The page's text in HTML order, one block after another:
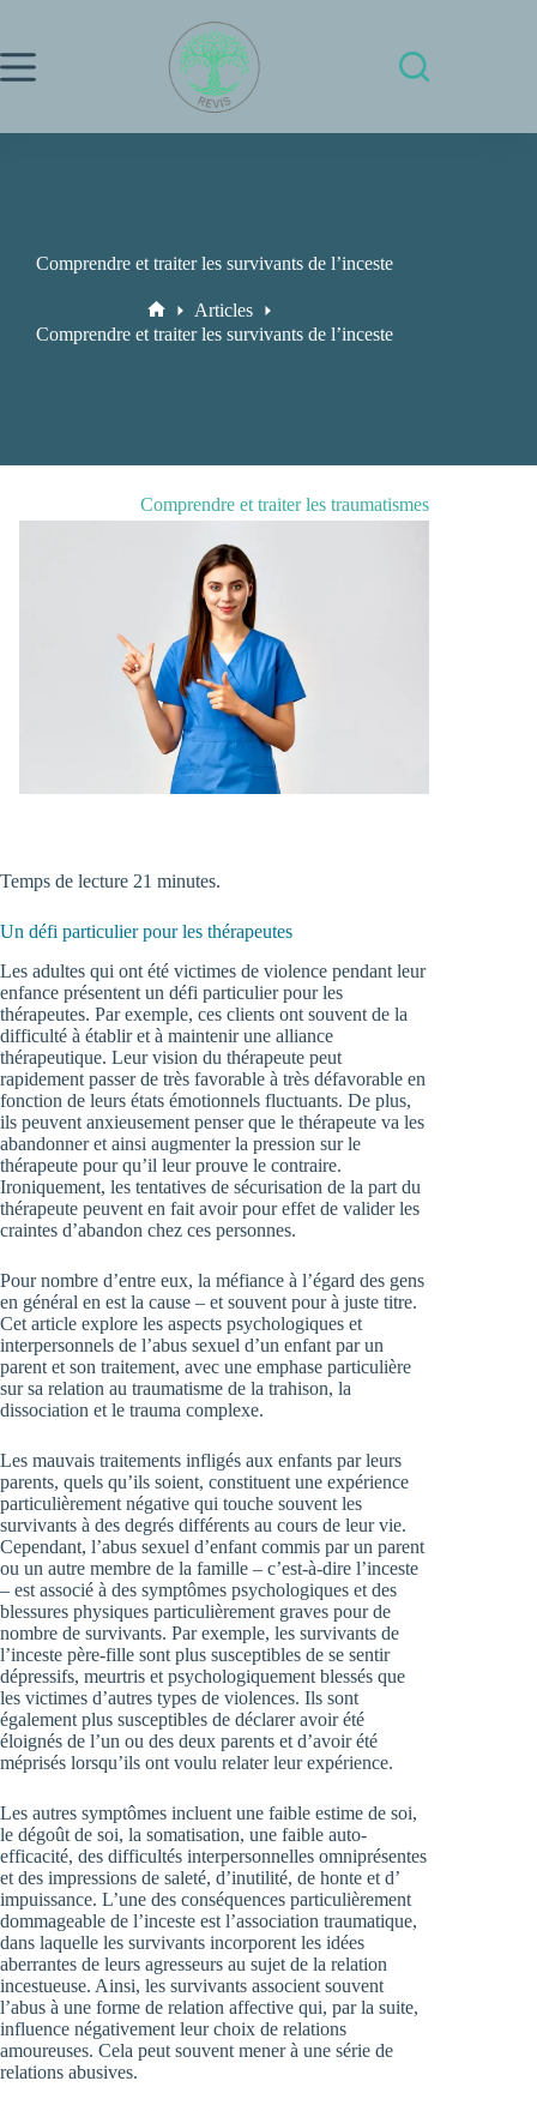
contenu
Comprendre et traiter les survivants de l’inceste
Accueil
Articles
Comprendre et traiter les survivants de l’inceste
Comprendre et traiter les traumatismes
Temps de lecture 21 minutes.
Un défi particulier pour les thérapeutes
Les adultes qui ont été victimes de violence pendant leur
enfance présentent un défi particulier pour les
thérapeutes. Par exemple, ces clients ont souvent de la
difficulté à établir et à maintenir une alliance
thérapeutique. Leur vision du thérapeute peut
rapidement passer de très favorable à très défavorable en
fonction de leurs états émotionnels fluctuants. De plus,
ils peuvent anxieusement penser que le thérapeute va les
abandonner et ainsi augmenter la pression sur le
thérapeute pour qu’il leur prouve le contraire.
Ironiquement, les tentatives de sécurisation de la part du
thérapeute peuvent en fait avoir pour effet de valider les
craintes d’abandon chez ces personnes.
Pour nombre d’entre eux, la méfiance à l’égard des gens
en général en est la cause – et souvent pour à juste titre.
Cet article explore les aspects psychologiques et
interpersonnels de l’abus sexuel d’un enfant par un
parent et son traitement, avec une emphase particulière
sur sa relation au traumatisme de la trahison, la
dissociation et le trauma complexe.
Les mauvais traitements infligés aux enfants par leurs
parents, quels qu’ils soient, constituent une expérience
particulièrement négative qui touche souvent les
survivants à des degrés différents au cours de leur vie.
Cependant, l’abus sexuel d’enfant commis par un parent
ou un autre membre de la famille – c’est-à-dire l’inceste
– est associé à des symptômes psychologiques et des
blessures physiques particulièrement graves pour de
nombre de survivants. Par exemple, les survivants de
l’inceste père-fille sont plus susceptibles de se sentir
dépressifs, meurtris et psychologiquement blessés que
les victimes d’autres types de violences. Ils sont
également plus susceptibles de déclarer avoir été
éloignés de l’un ou des deux parents et d’avoir été
méprisés lorsqu’ils ont voulu relater leur expérience.
Les autres symptômes incluent une faible estime de soi,
le dégoût de soi, la somatisation, une faible auto-
efficacité, des difficultés interpersonnelles omniprésentes
et des impressions de saleté, d’inutilité, de honte et d’
impuissance. L’une des conséquences particulièrement
dommageable de l’inceste est l’association traumatique,
dans laquelle les survivants incorporent les idées
aberrantes de leurs agresseurs au sujet de la relation
incestueuse. Ainsi, les survivants associent souvent
l’abus à une forme de relation affective qui, par la suite,
influence négativement leur choix de relations
amoureuses. Cela peut souvent mener à une série de
relations abusives.